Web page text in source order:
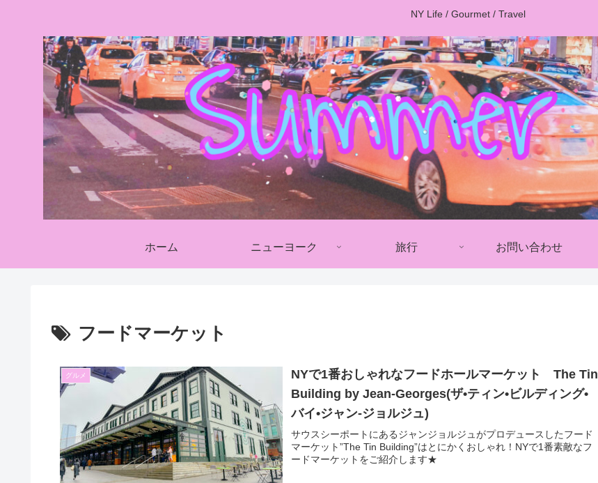
NY Life / Gourmet / Travel
ホーム ニューヨーク 旅行 お問い合わせ
フードマーケット
グルメ
NYで1番おしゃれなフードホールマーケット The Tin
Building by Jean-Georges(ザ•ティン•ビルディング•
バイ•ジャン-ジョルジュ)
サウスシーポートにあるジャンジョルジュがプロデュースしたフード
マーケット”The Tin Building”はとにかくおしゃれ！NYで1番素敵なフ
ードマーケットをご紹介します★